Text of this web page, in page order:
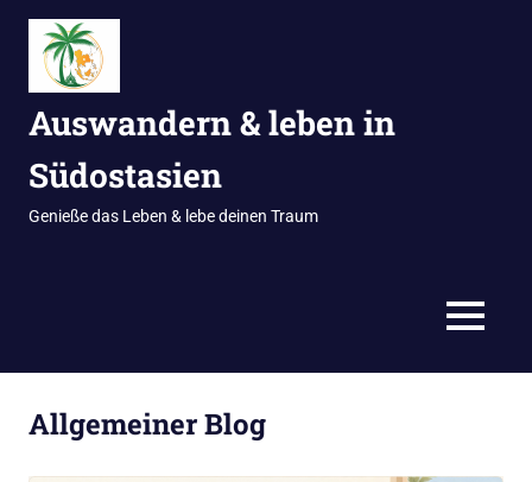
Zum
Inhalt
springen
Auswandern & leben in
Südostasien
Genieße das Leben & lebe deinen Traum
MENÜ
Allgemeiner Blog